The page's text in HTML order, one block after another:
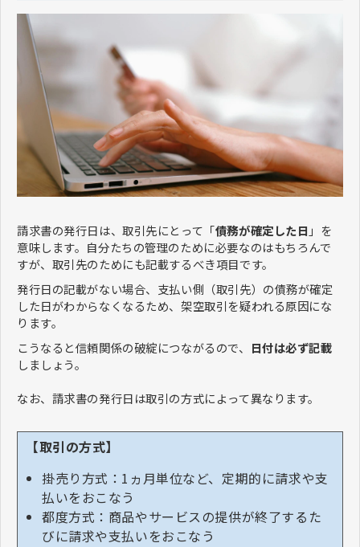
請求書の発行日は、取引先にとって「債務が確定した日 」を
意味します。自分たちの管理のために必要なのはもちろんで
すが、取引先のためにも記載するべき項目です。
発行日の記載がない場合、支払い側（取引先）の債務が確定
した日がわからなくなるため、架空取引を疑われる原因にな
ります。
こうなると信頼関係の破綻につながるので、
日付は必ず記載
しましょう。
なお、請求書の発行日は取引の方式によって異なります。
【取引の方式】
掛売り方式：1ヵ月単位など、定期的に請求や支
払いをおこなう
都度方式：商品やサービスの提供が終了するた
びに請求や支払いをおこなう